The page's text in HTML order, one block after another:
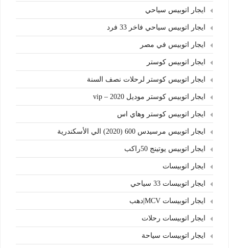
ايجار اتوبيس سياحي
ايجار اتوبيس سياحي فاخر 33 فرد
ايجار اتوبيس في مصر
ايجار اتوبيس كوستر
ايجار اتوبيس كوستر لرحلات نصف السنة
ايجار اتوبيس كوستر موديل 2020 – vip
ايجار اتوبيس كوستر وهاي اس
ايجار اتوبيس مرسيدس 600 (2020) الي الأسكندرية
ايجار اتوبيس يوتينج 50راكب
ايجار اتوبيسات
ايجار اتوبيسات 33 سياحي
ايجار اتوبيسات MCV|دهب
ايجار اتوبيسات رحلات
ايجار اتوبيسات سياحة